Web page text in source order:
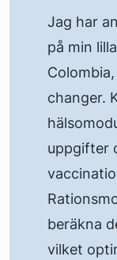
Jag har
på min
changer.
uppgifter
beräkna
vilket